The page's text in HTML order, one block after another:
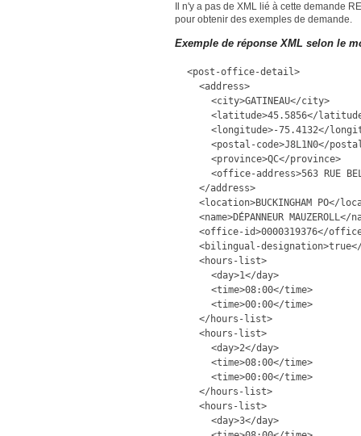
Il n'y a pas de XML lié à cette demande
pour obtenir des exemples de demande.
Exemple de réponse XML selon le
<post-office-detail>
<address>
<city>GATINEAU</city>
<latitude>45.5856</
<longitude>-75.4132</
<postal-code>J8L1N0</
<province>QC</province>
<office-address>563 RUE
</address>
<location>BUCKINGHAM PO</
<name>DÉPANNEUR MAUZEROLL</
<office-id>0000319376</
<bilingual-
<hours-list>
<day>1</day>
<time>08:00</time>
<time>00:00</time>
</hours-list>
<hours-list>
<day>2</day>
<time>08:00</time>
<time>00:00</time>
</hours-list>
<hours-list>
<day>3</day>